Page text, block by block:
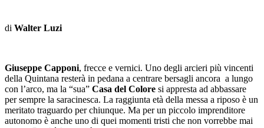
di Walter Luzi
Giuseppe Capponi, frecce e vernici. Uno degli arcieri più vincenti
della Quintana resterà in pedana a centrare bersagli ancora a lungo
con l’arco, ma la “sua” Casa del Colore si appresta ad abbassare
per sempre la saracinesca. La raggiunta età della messa a riposo è un
meritato traguardo per chiunque. Ma per un piccolo imprenditore
autonomo è anche uno di quei momenti tristi che non vorrebbe mai